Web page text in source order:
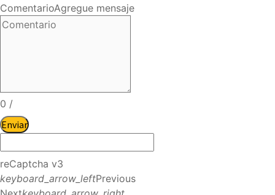
ComentarioAgregue mensaje
0 /
Enviar
reCaptcha v3
keyboard_arrow_leftPrevious